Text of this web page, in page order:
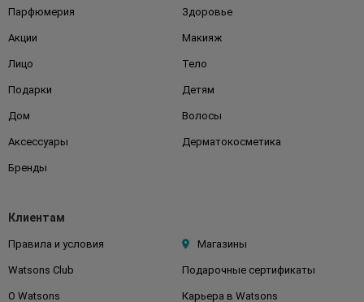
Парфюмерия Здоровье
Акции Макияж
Лицо Тело
Подарки Детям
Дом Волосы
Аксессуары Дерматокосметика
Бренды
Клиентам
Правила и условия Магазины
Watsons Club Подарочные сертификаты
О Watsons Карьера в Watsons